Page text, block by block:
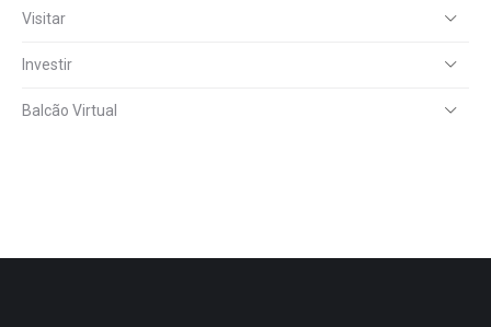
Visitar
Investir
Balcão Virtual